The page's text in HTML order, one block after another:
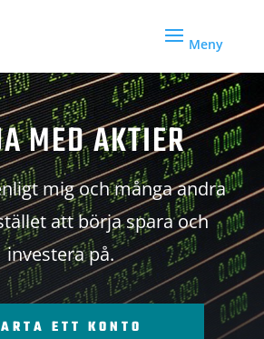
MED AKTIER
mig och många andra
att börja spara och
investera på.
ETT KONTO